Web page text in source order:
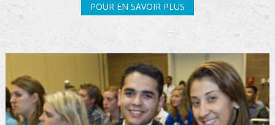
POUR EN SAVOIR PLUS